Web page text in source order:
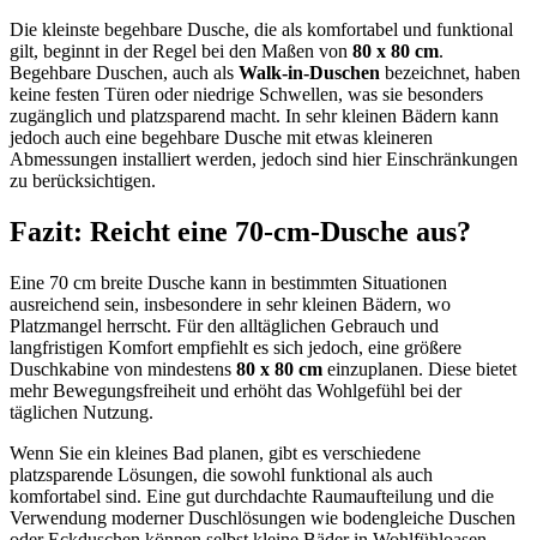
Die kleinste begehbare Dusche, die als komfortabel und funktional
gilt, beginnt in der Regel bei den Maßen von 80 x 80 cm.
Begehbare Duschen, auch als Walk-in-Duschen bezeichnet, haben
keine festen Türen oder niedrige Schwellen, was sie besonders
zugänglich und platzsparend macht. In sehr kleinen Bädern kann
jedoch auch eine begehbare Dusche mit etwas kleineren
Abmessungen installiert werden, jedoch sind hier Einschränkungen
zu berücksichtigen.
Fazit: Reicht eine 70-cm-Dusche aus?
Eine 70 cm breite Dusche kann in bestimmten Situationen
ausreichend sein, insbesondere in sehr kleinen Bädern, wo
Platzmangel herrscht. Für den alltäglichen Gebrauch und
langfristigen Komfort empfiehlt es sich jedoch, eine größere
Duschkabine von mindestens 80 x 80 cm einzuplanen. Diese bietet
mehr Bewegungsfreiheit und erhöht das Wohlgefühl bei der
täglichen Nutzung.
Wenn Sie ein kleines Bad planen, gibt es verschiedene
platzsparende Lösungen, die sowohl funktional als auch
komfortabel sind. Eine gut durchdachte Raumaufteilung und die
Verwendung moderner Duschlösungen wie bodengleiche Duschen